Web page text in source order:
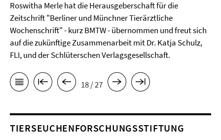
Roswitha Merle hat die Herausgeberschaft für die
Zeitschrift "Berliner und Münchner Tierärztliche
Wochenschrift" - kurz BMTW - übernommen und freut sich
auf die zukünftige Zusammenarbeit mit Dr. Katja Schulz,
FLI, und der Schlüterschen Verlagsgesellschaft.
18 / 27
TIERSEUCHENFORSCHUNGSSTIFTUNG